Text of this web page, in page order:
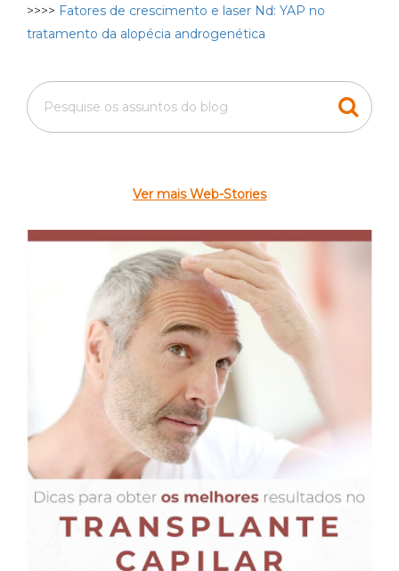
>>>> Fatores de crescimento e laser Nd: YAP no
tratamento da alopécia androgenética
Ver mais Web-Stories